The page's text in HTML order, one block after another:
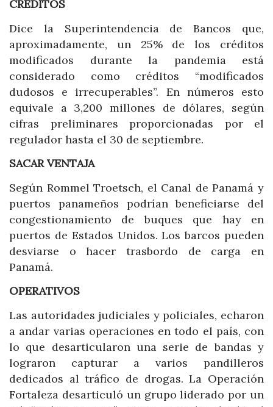
CRÉDITOS
Dice la Superintendencia de Bancos que,
aproximadamente, un 25% de los créditos
modificados durante la pandemia está
considerado como créditos “modificados
dudosos e irrecuperables”. En números esto
equivale a 3,200 millones de dólares, según
cifras preliminares proporcionadas por el
regulador hasta el 30 de septiembre.
SACAR VENTAJA
Según Rommel Troetsch, el Canal de Panamá y
puertos panameños podrían beneficiarse del
congestionamiento de buques que hay en
puertos de Estados Unidos. Los barcos pueden
desviarse o hacer trasbordo de carga en
Panamá.
OPERATIVOS
Las autoridades judiciales y policiales, echaron
a andar varias operaciones en todo el país, con
lo que desarticularon una serie de bandas y
lograron capturar a varios pandilleros
dedicados al tráfico de drogas. La Operación
Fortaleza desarticuló un grupo liderado por un